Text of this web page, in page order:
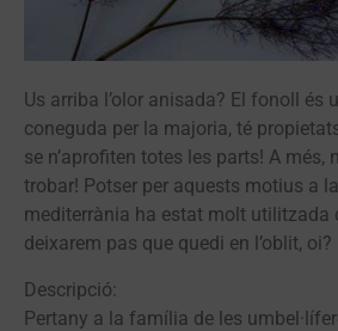
Us arriba l’olor anisada? El fonoll és
coneguda per la majoria, té
se n’aprofiten totes les parts! A més,
trobar! Potser per aquests motius a
mediterrània ha estat molt utilitzada
deixarem pas que quedi en l’oblit, oi?
Descripció:
Pertany a la família de les